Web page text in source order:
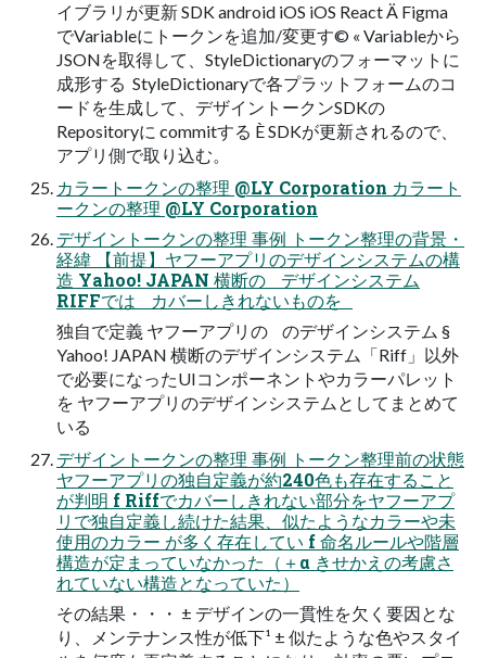
イブラリが更新 SDK android iOS iOS React Ä Figma
でVariableにトークンを追加/変更す© « Variableから
JSONを取得して、StyleDictionaryのフォーマットに
成形する  StyleDictionaryで各プラットフォームのコ
ードを生成して、デザイントークンSDKの
Repositoryに commitする È SDKが更新されるので、
アプリ側で取り込む。
カラートークンの整理 @LY Corporation カラート
ークンの整理 @LY Corporation
デザイントークンの整理 事例 トークン整理の背景・
経緯 【前提】ヤフーアプリのデザインシステムの構
造 Yahoo! JAPAN 横断の デザインシステム
RIFFでは カバーしきれないものを
独自で定義 ヤフーアプリの ⁨⁩のデザインシステム §
Yahoo! JAPAN 横断⁨⁩のデザインシステム「Riff」以外
で必要になったUIコンポーネントやカラーパレット
を ヤフーアプリのデザインシステムとしてまとめて
いる
デザイントークンの整理 事例 トークン整理前の状態
ヤフーアプリの独自定義が約240色も存在すること
が判明 f Riffでカバーしきれない部分をヤフーアプ
リで独自定義し続けた結果、似たようなカラーや未
使用のカラー が多く存在してい f 命名ルールや階層
構造が定まっていなかった（＋α きせかえの考慮さ
れていない構造となっていた）
その結果・・・ ± デザインの一貫性を欠く要因とな
り、メンテナンス性が低下¹ ± 似たような色やスタイ